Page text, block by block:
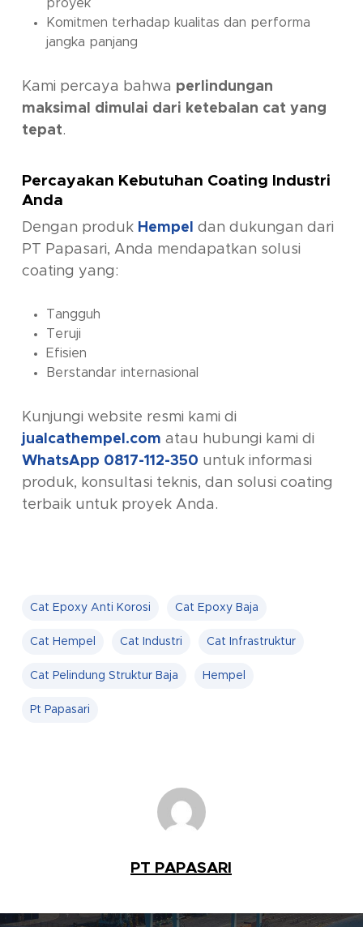
proyek
Komitmen terhadap kualitas dan performa
jangka panjang
Kami percaya bahwa perlindungan
maksimal dimulai dari ketebalan cat yang
tepat.
Percayakan Kebutuhan Coating Industri
Anda
Dengan produk Hempel
dan dukungan dari
PT Papasari, Anda mendapatkan solusi
coating yang:
Tangguh
Teruji
Efisien
Berstandar internasional
Kunjungi website resmi kami di
jualcathempel.com atau hubungi kami di
WhatsApp 0817-112-350 untuk informasi
produk, konsultasi teknis, dan solusi coating
terbaik untuk proyek Anda.
Cat Epoxy Anti Korosi Cat Epoxy Baja
Cat Hempel Cat Industri Cat Infrastruktur
Cat Pelindung Struktur Baja Hempel
Pt Papasari
PT PAPASARI